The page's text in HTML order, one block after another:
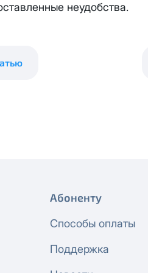
неудобства.
Абоненту
Способы оплаты
Поддержка
прекращено без